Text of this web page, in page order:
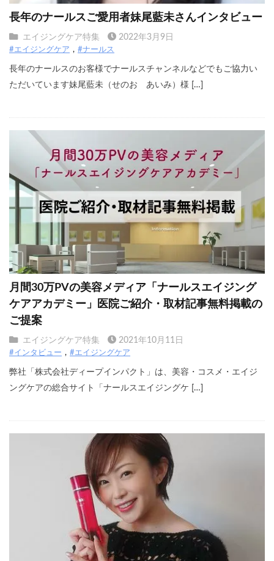
長年のナールスご愛用者妹尾藍未さんインタビュー
エイジングケア特集 2022年3月9日
#エイジングケア #ナールス
長年のナールスのお客様でナールスチャンネルなどでもご協力い
ただいています妹尾藍未（せのお あいみ）様 […]
月間30万PVの美容メディア「ナールスエイジング
ケアアカデミー」医院ご紹介・取材記事無料掲載の
ご提案
エイジングケア特集 2021年10月11日
#インタビュー #エイジングケア
弊社「株式会社ディープインパクト」は、美容・コスメ・エイジ
ングケアの総合サイト「ナールスエイジングケ […]